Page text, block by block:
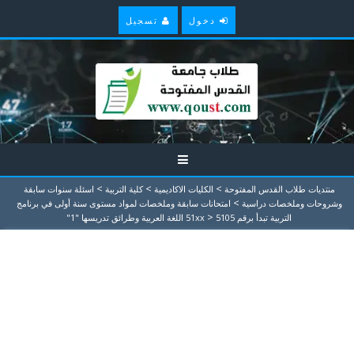
دخول تسجيل
منتديات طلاب القدس المفتوحة > الكليات الاكاديمية > كلية التربية > اسئلة سنوات سابقة
وشروحات وملخصات دراسية > امتحانات سابقة وملخصات لمواد مستوى سنة أولى في برنامج
التربية تبدأ برقم 51xx
> 5105 اللغة العربية وطرائق تدريسها "1"